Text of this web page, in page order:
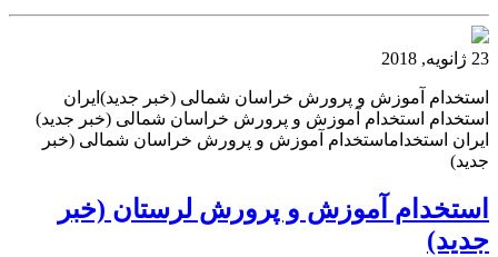
23 ژانویه, 2018
استخدام آموزش و پرورش خراسان شمالی (خبر جدید)ایران
استخدام استخدام آموزش و پرورش خراسان شمالی (خبر جدید)
ایران استخداماستخدام آموزش و پرورش خراسان شمالی (خبر
جدید)
استخدام آموزش و پرورش لرستان (خبر
جدید)